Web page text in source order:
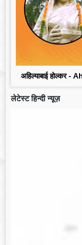
अहिल्याबाई होल्कर -
लेटेस्ट हिन्दी न्यूज़